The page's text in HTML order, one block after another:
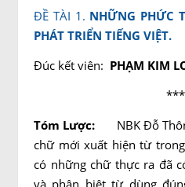
ĐỀ TÀI 1. NHỮNG PHỨC
PHÁT TRIỂN TIẾNG VIỆT.
Đúc kết viên: PHẠM KIM
***
Tóm Lược: NBK Đỗ
chữ mới xuất hiện từ
có những chữ thực ra đã
và phân biệt từ dùng